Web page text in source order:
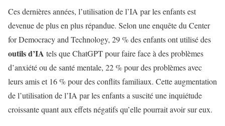
Ces dernières années, l’utilisation de l’IA par les enfants est
devenue de plus en plus répandue. Selon une enquête du Center
for Democracy and Technology, 29 % des enfants ont utilisé des
outils d’IA tels que ChatGPT pour faire face à des problèmes
d’anxiété ou de santé mentale, 22 % pour des problèmes avec
leurs amis et 16 % pour des conflits familiaux. Cette augmentation
de l’utilisation de l’IA par les enfants a suscité une inquiétude
croissante quant aux effets négatifs qu’elle pourrait avoir sur eux.